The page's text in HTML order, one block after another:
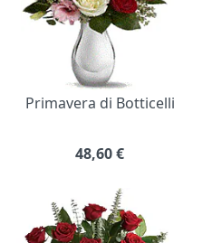
Primavera di Botticelli
48,60€